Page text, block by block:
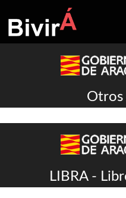
to
content
Otros
LIBRA -